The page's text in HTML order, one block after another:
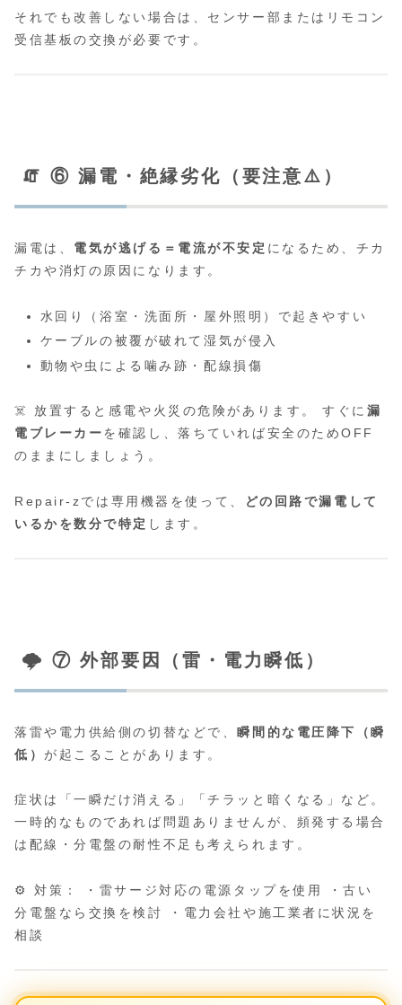
それでも改善しない場合は、センサー部またはリモコン
受信基板の交換が必要です。
🧯 ⑥ 漏電・絶縁劣化（要注意⚠️）
漏電は、 電気が逃げる＝電流が不安定 になるため、チカ
チカや消灯の原因になります。
水回り（浴室・洗面所・屋外照明）で起きやすい
ケーブルの被覆が破れて湿気が侵入
動物や虫による噛み跡・配線損傷
☠️ 放置すると感電や火災の危険があります。 すぐに 漏
電ブレーカーを確認し、落ちていれば安全のためOFF
のままにしましょう。
Repair-zでは専用機器を使って、
どの回路で漏電して
いるかを数分で特定 します。
🌩️ ⑦ 外部要因（雷・電力瞬低）
落雷や電力供給側の切替などで、瞬間的な電圧降下（瞬
低） が起こることがあります。
症状は「一瞬だけ消える」「チラッと暗くなる」など。
一時的なものであれば問題ありませんが、頻発する場合
は配線・分電盤の耐性不足も考えられます。
⚙️ 対策： ・雷サージ対応の電源タップを使用 ・古い
分電盤なら交換を検討 ・電力会社や施工業者に状況を
相談